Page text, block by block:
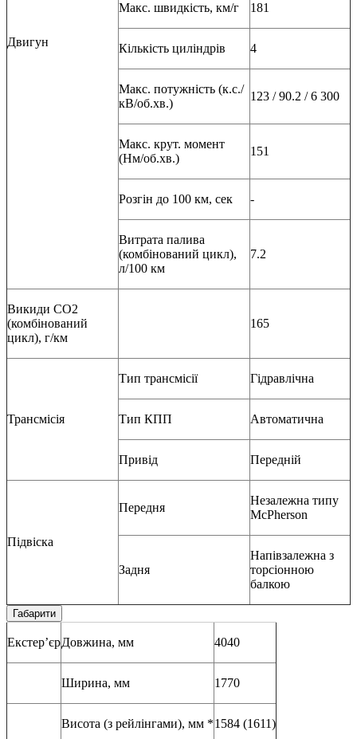
Двигун
Макс. швидкість, км/г 181
Кількість циліндрів 4
Макс. потужність (к.с./
кВ/об.хв.)
123 / 90.2 / 6 300
Макс. крут. момент
(Нм/об.хв.)
151
Розгін до 100 км, сек -
Витрата палива
(комбінований цикл),
л/100 км
7.2
Викиди СО2
(комбінований
цикл), г/км
165
Трансмісія
Тип трансмісії Гідравлічна
Тип КПП Автоматична
Привід Передній
Підвіска
Передня
Незалежна типу
McPherson
Задня
Напівзалежна з
торсіонною
балкою
Габарити
Екстер’єрДовжина, мм 4040
Ширина, мм 1770
Висота (з рейлінгами), мм *1584 (1611)